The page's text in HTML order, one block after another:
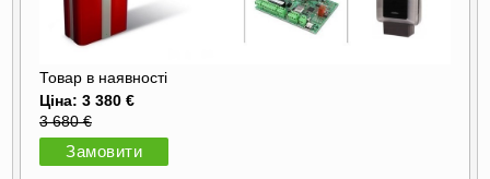
Товар в наявності
Ціна: 3 380 €
3 680 €
Замовити